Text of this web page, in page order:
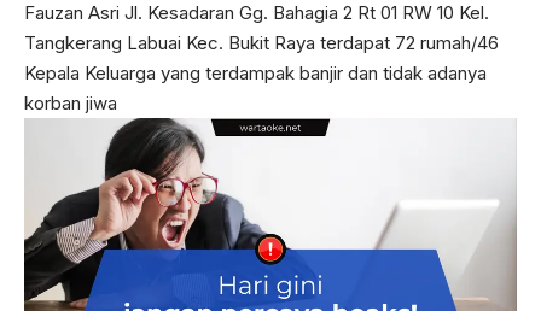
Fauzan Asri Jl. Kesadaran Gg. Bahagia 2 Rt 01 RW 10 Kel.
Tangkerang Labuai Kec. Bukit Raya terdapat 72 rumah/46
Kepala Keluarga yang terdampak banjir dan tidak adanya
korban jiwa